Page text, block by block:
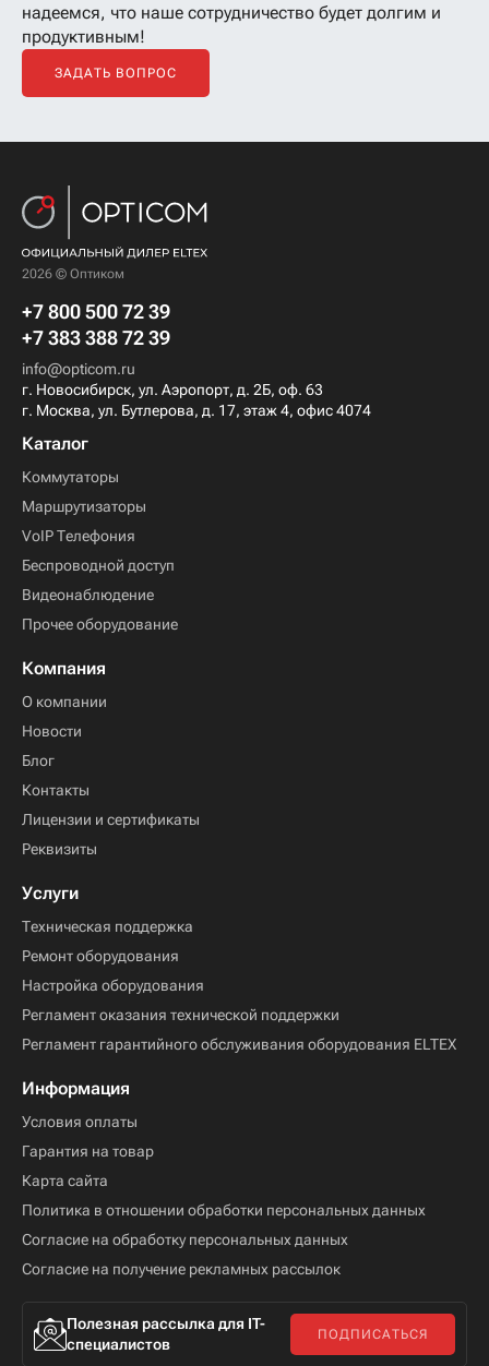
надеемся, что наше сотрудничество будет долгим и
продуктивным!
ЗАДАТЬ ВОПРОС
2026 © Оптиком
+7 800 500 72 39
+7 383 388 72 39
info@opticom.ru
г. Новосибирск, ул. Аэропорт, д. 2Б, оф. 63
г. Москва, ул. Бутлерова, д. 17, этаж 4, офис 4074
Каталог
Коммутаторы
Маршрутизаторы
VoIP Телефония
Беспроводной доступ
Видеонаблюдение
Прочее оборудование
Компания
О компании
Новости
Блог
Контакты
Лицензии и сертификаты
Реквизиты
Услуги
Техническая поддержка
Ремонт оборудования
Настройка оборудования
Регламент оказания технической поддержки
Регламент гарантийного обслуживания оборудования ELTEX
Информация
Условия оплаты
Гарантия на товар
Карта сайта
Политика в отношении обработки персональных данных
Согласие на обработку персональных данных
Согласие на получение рекламных рассылок
Полезная рассылка для IT-
специалистов
ПОДПИСАТЬСЯ